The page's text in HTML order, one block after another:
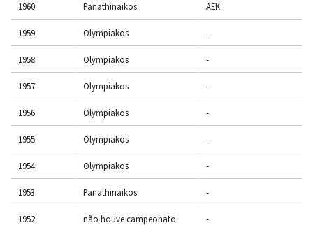
1960 Panathinaikos AEK
1959 Olympiakos -
1958 Olympiakos -
1957 Olympiakos -
1956 Olympiakos -
1955 Olympiakos -
1954 Olympiakos -
1953 Panathinaikos -
1952 não houve campeonato -